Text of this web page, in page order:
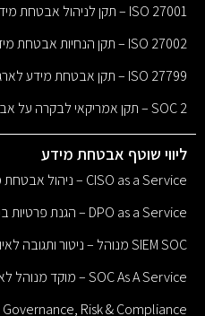
ISO 27001 – תקן לניהול אבטחת מידע
ISO 27002 – תקן הנחיות אבטחת מידע
ISO 27799 – תקן אבטחת מידע לארגוני בריאות
SOC 2 – תקן אמריקאי לבקרה על אבטחה מידע והגנת פרטיות
ליווי שוטף אבטחת מידע
CISO as a Service – ניהול אבטחת מידע במיקור חוץ
DPO as a Service – הגנת פרטיות במיקור חוץ
SIEM SOC מנוהל – ניטור ותגובה לאיומים סייבר
SOC As A Service – מוקד מנוהל לאיומים סייבר